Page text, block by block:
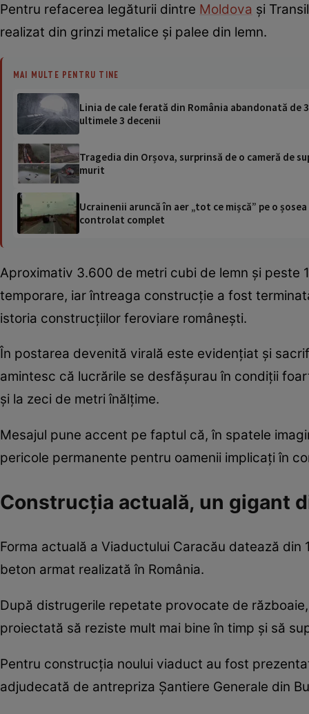
Pentru refacerea legăturii dintre Moldova și
realizat din grinzi metalice și palee din lemn.
MAI MULTE PENTRU TINE
Linia de cale ferată din România abandonată
ultimele 3 decenii
Tragedia din Orșova, surprinsă de o cameră de
murit
Ucrainenii aruncă în aer „tot ce mișcă” pe o
controlat complet
Aproximativ 3.600 de metri cubi de lemn și
temporare, iar întreaga construcție a fost
istoria construcțiilor feroviare românești.
În postarea devenită virală este evidențiat și
amintesc că lucrările se desfășurau în condiții
și la zeci de metri înălțime.
Mesajul pune accent pe faptul că, în spatele
pericole permanente pentru oamenii implicați în
Construcția actuală, un gigant
Forma actuală a Viaductului Caracău datează
beton armat realizată în România.
După distrugerile repetate provocate de
proiectată să reziste mult mai bine în timp și să
Pentru construcția noului viaduct au fost
adjudecată de antrepriza Șantiere Generale din